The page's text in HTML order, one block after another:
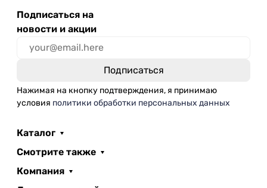
Подписаться на
новости и акции
Нажимая на кнопку подтверждения, я принимаю
условия политики обработки персональных данных
Каталог
Смотрите также
Компания